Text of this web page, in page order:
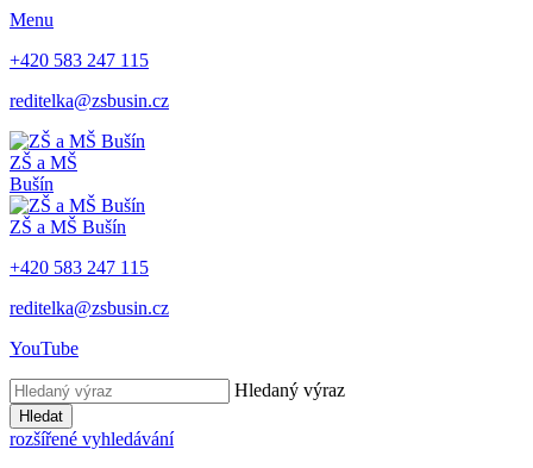
Menu
+420 583 247 115
reditelka@zsbusin.cz
ZŠ a MŠ
Bušín
ZŠ a MŠ Bušín
+420 583 247 115
reditelka@zsbusin.cz
YouTube
Hledaný výraz
Hledat
rozšířené vyhledávání